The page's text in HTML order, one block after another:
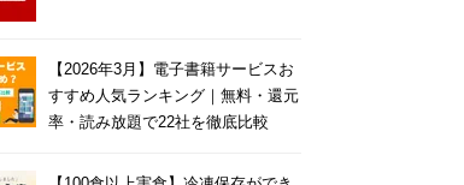
【2026年3月】電子書籍サービスお
すすめ人気ランキング｜無料・還元
率・読み放題で22社を徹底比較